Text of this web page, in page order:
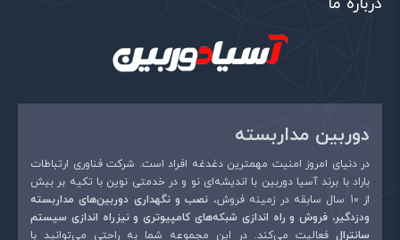
دوربین مداربسته
در دنیای امروز امنیت مهمترین دغدغه افراد است. شرکت فناوری ارتباطات
باراد با برند آسیا دوربین با اندیشه‌ای نو و در خدمتی نوین با تکیه بر بیش
از 10 سال سابقه در زمینه فروش،
نصب و نگهداری دوربین‌های مداربسته
ودزدگیر، فروش و راه اندازی شبکه‌های کامپیوتری و نیزراه اندازی سیستم
سانترال فعالیت می‌کند. در این مجموعه شما به راحتی می‌توانید با